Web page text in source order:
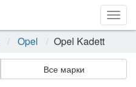
Opel Opel Kadett
Все марки